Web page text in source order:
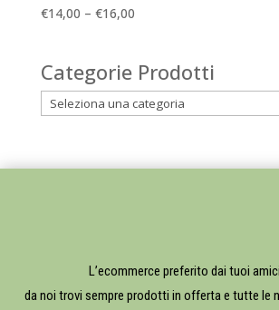
€14,00 – €16,00
Categorie Prodotti
L’ecommerce preferito dai tuoi
da noi trovi sempre prodotti in offerta e tutte le